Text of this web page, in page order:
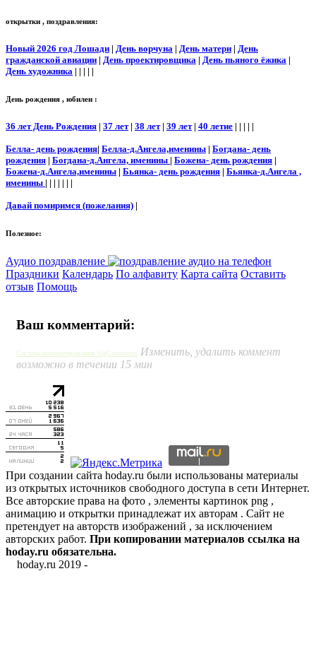
открытки , поздравления:
Новый 2026 год Лошади | День ворчуна | День матери | День
гражданской авиации | День проектировщика | День пьяного ёжика |
День художника | | | | |
День рождения , юбилеи :
36 лет День Рождения | 37 лет| 38 лет| 39 лет| 40 летие | | | | |
Белла- день рождения| Белла-д.Ангела,именины | Богдана- день
рождения | Богдана-д.Ангела, именины | Божена- день рождения |
Божена-д.Ангела,именины | Бьянка- день рождения | Бьянка-д.Ангела ,
именины | | | | | | |
Давай помиримся (пожелания) |
Полезное:
Аудио поздравление
Праздники Календарь По алфавиту Карта сайта Оставить
отзыв Помощь
Ваш комментарий:
Система комментирования SigComments Изменить, удалить коммент
возможно в течении 15 мин
При создании сайта hoday.ru были использованы материалы
из открытых источников свободного доступа в сети Интернет.
Все авторские права на фото , элементы картинок png ,
анимацию и открытки принадлежат их авторам . Сайт не
претендует на авторств изображений , за исключением
авторских работ. При копировании материалов ссылка на
hoday.ru обязательна.
hoday.ru 2019 -